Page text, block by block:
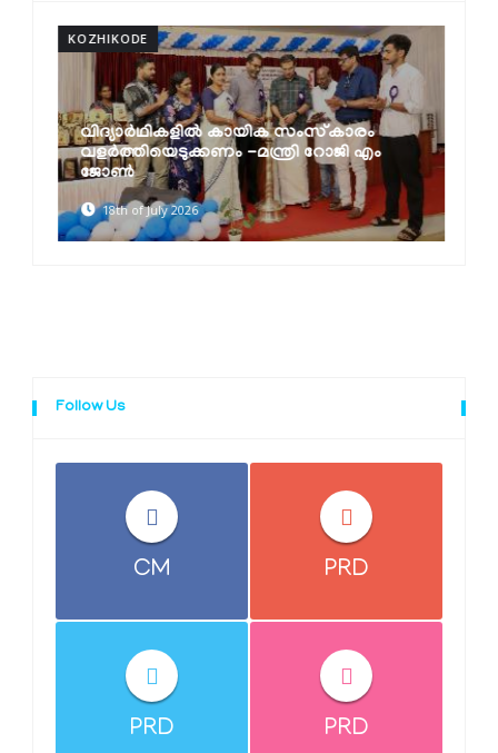
KOZHIKODE
വിദ്യാർഥികളിൽ കായിക സംസ്‌കാരം
വളർത്തിയെടുക്കണം -മന്ത്രി റോജി എം
ജോൺ
18th of July 2026
Follow Us
CM PRD
PRD PRD